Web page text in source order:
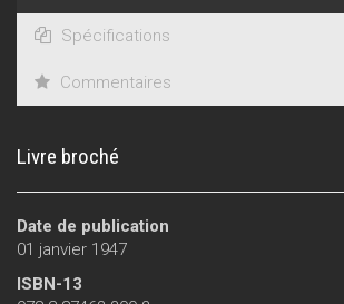
Spécifications
Commentaires
Livre broché
Date de publication
01 janvier 1947
ISBN-13